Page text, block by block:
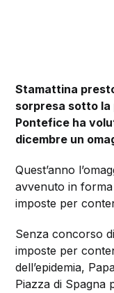
Stamattina
sorpresa sotto la
Pontefice ha
dicembre un
Quest’anno
avvenuto in
imposte per
Senza concorso
imposte per
dell’epidemia,
Piazza di Spagna